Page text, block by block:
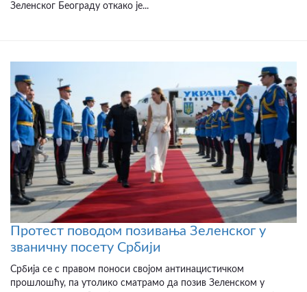
Зеленског Београду откако је...
Протест поводом позивања Зеленског у
званичну посету Србији
Србија се с правом поноси својом антинацистичком
прошлошћу, па утолико сматрамо да позив Зеленском у